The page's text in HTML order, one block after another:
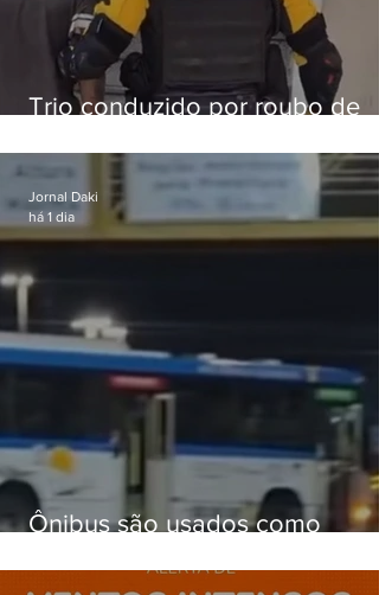
Trio conduzido por roubo de
passagens
Ônibus são usados como
Gardênia Azul
Jornal Daki
há 1 dia